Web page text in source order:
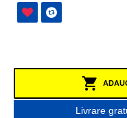
Livrare